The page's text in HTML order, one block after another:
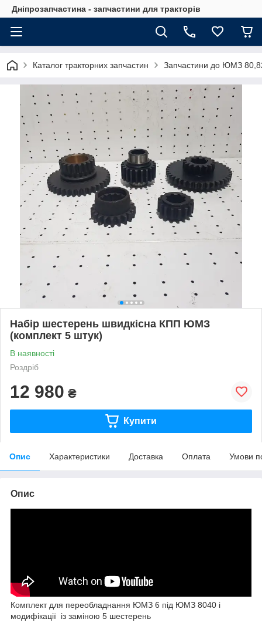
Дніпрозапчастина - запчастини для тракторів
Каталог тракторних запчастин Запчастини до ЮМЗ
Набір шестерень швидкісна КПП ЮМЗ
(комплект 5 штук)
В наявності
Роздріб
12 980 ₴
Купити
Опис Характеристики Доставка Оплата Умови
Опис
Комплект для переобладнання ЮМЗ 6 під ЮМЗ 8040 і
модифікації із заміною 5 шестерень